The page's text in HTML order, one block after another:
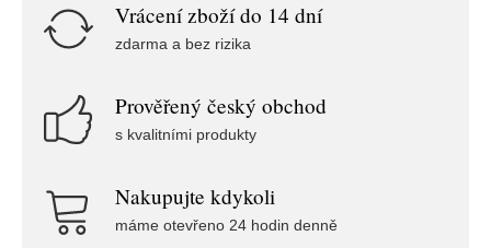
Vrácení zboží do 14 dní
zdarma a bez rizika
Prověřený český obchod
s kvalitními produkty
Nakupujte kdykoli
máme otevřeno 24 hodin denně